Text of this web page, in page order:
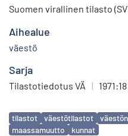
Suomen virallinen tilasto
Aihealue
väestö
Sarja
Tilastotiedotus VÄ | 1971:18
Avainsanat
tilastot väestötilastot
maassamuutto
kunnat